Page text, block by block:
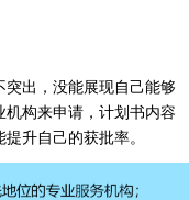
出，没能展现自己能够
构来申请，计划书内容
升自己的获批率。